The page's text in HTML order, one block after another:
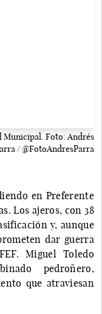
Municipal. Foto: Andrés
/ @FotoAndresParra
en Preferente
Los ajeros, con 38
y, aunque
dar guerra
Miguel Toledo
pedroñero,
que atraviesan